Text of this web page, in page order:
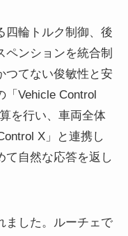
四輪トルク制御、後
ンションを統合制
つてない俊敏性と安
Vehicle Control
を行い、車両全体
X」と連携し
て自然な応答を返し
ました。ルーチェで